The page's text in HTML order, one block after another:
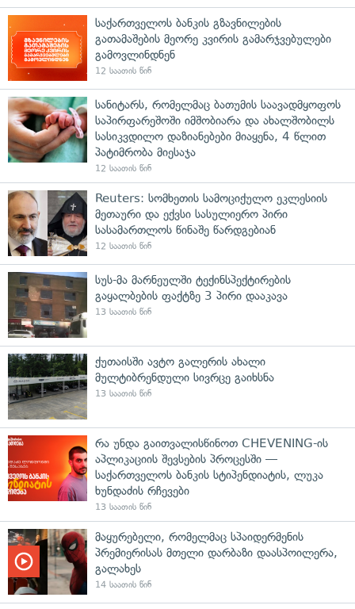
საქართველოს ბანკის გზავნილების
გათამაშების მეორე კვირის გამარჯვებულები
გამოვლინდნენ
12 საათის წინ
სანიტარს, რომელმაც ბათუმის საავადმყოფოს
საპირფარეშოში იმშობიარა და ახალშობილს
სასიკვდილო დაზიანებები მიაყენა, 4 წლით
პატიმრობა მიესაჯა
12 საათის წინ
Reuters: სომხეთის სამოციქულო ეკლესიის
მეთაური და ექვსი სასულიერო პირი
სასამართლოს წინაშე წარდგებიან
12 საათის წინ
სუს-მა მარნეულში ტექინსპექტირების
გაყალბების ფაქტზე 3 პირი დააკავა
13 საათის წინ
ქუთაისში ავტო გალერის ახალი
მულტიბრენდული სივრცე გაიხსნა
13 საათის წინ
რა უნდა გაითვალისწინოთ CHEVENING-ის
აპლიკაციის შევსების პროცესში —
საქართველოს ბანკის სტიპენდიატის, ლუკა
ხუნდაძის რჩევები
13 საათის წინ
მაყურებელი, რომელმაც სპაიდერმენის
პრემიერისას მთელი დარბაზი დაასპოილერა,
გალახეს
14 საათის წინ